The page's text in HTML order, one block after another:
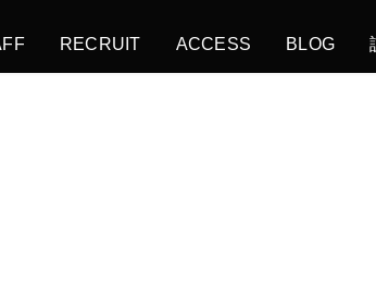
RECRUIT ACCESS BLOG